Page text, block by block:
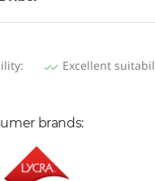
Value:2
Excellent
brands: